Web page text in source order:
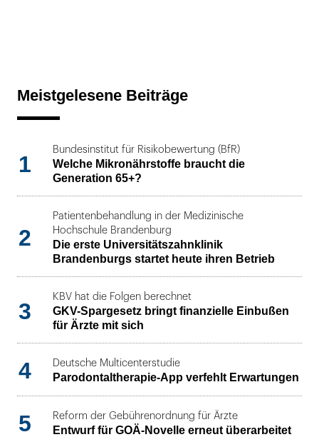
Meistgelesene Beiträge
1
Bundesinstitut für Risikobewertung (BfR)
Welche Mikronährstoffe braucht die
Generation 65+?
2
Patientenbehandlung in der Medizinische
Hochschule Brandenburg
Die erste Universitätszahnklinik
Brandenburgs startet heute ihren Betrieb
3
KBV hat die Folgen berechnet
GKV-Spargesetz bringt finanzielle Einbußen
für Ärzte mit sich
4 Deutsche Multicenterstudie
Parodontaltherapie-App verfehlt Erwartungen
5 Reform der Gebührenordnung für Ärzte
Entwurf für GOÄ-Novelle erneut überarbeitet